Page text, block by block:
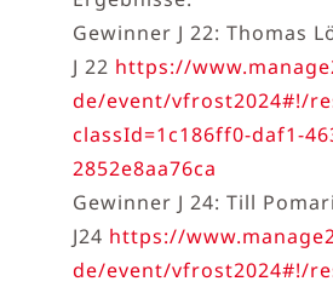
Gewinner J 22: Thomas
J 22 https://
de/event/vfrost2024#!/
classId=1c186ff0-daf1-
2852e8aa76ca
Gewinner J 24: Till
J24 https://
de/event/vfrost2024#!/